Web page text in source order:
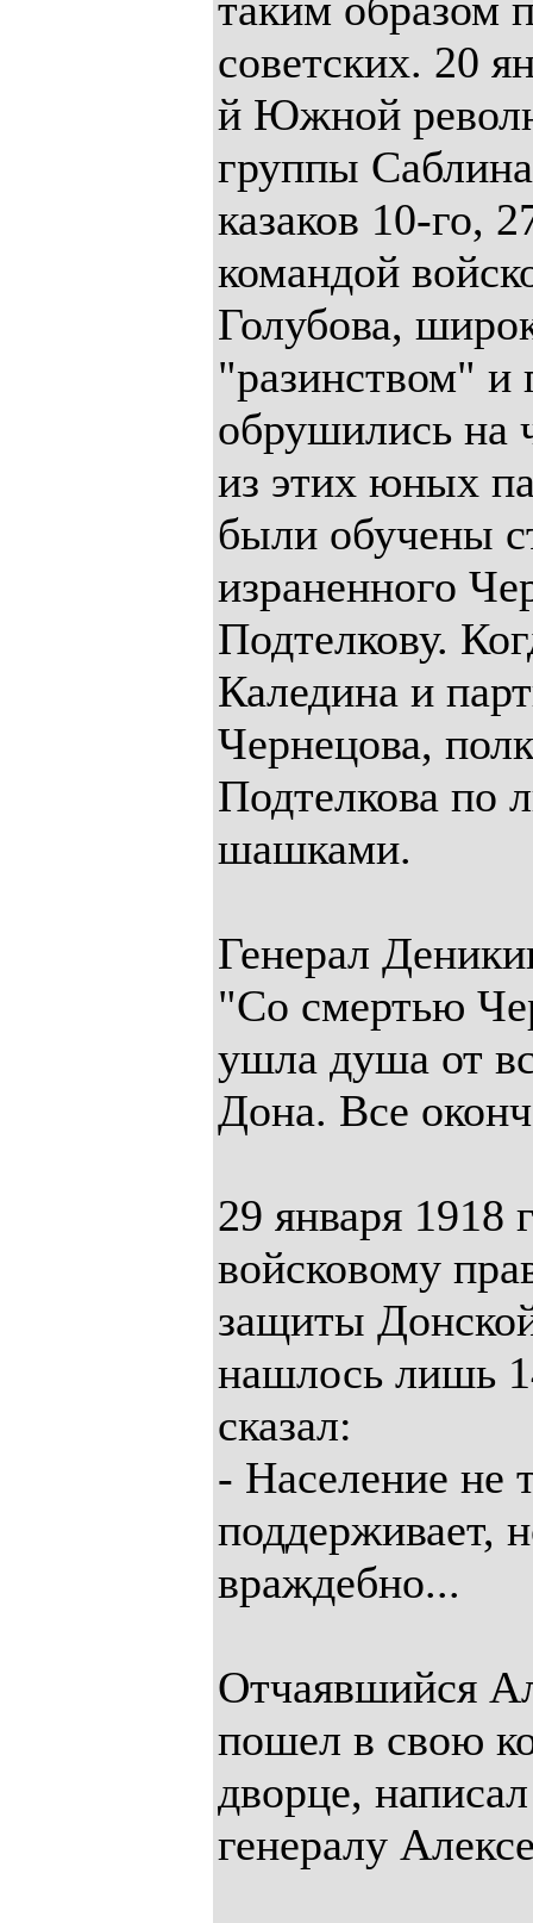
советских. 20
й Южной
группы
казаков 10-го,
командой
Голубова,
"разинством" и
обрушились на
из этих юных
были обучены
израненного
Подтелкову.
Каледина и
Чернецова,
Подтелкова по
шашками.
Генерал
"Со смертью
ушла душа от
Дона. Все
29 января 1918
войсковому
защиты
нашлось лишь
сказал:
- Население не
поддерживает,
враждебно...
Отчаявшийся
пошел в свою
дворце,
генералу